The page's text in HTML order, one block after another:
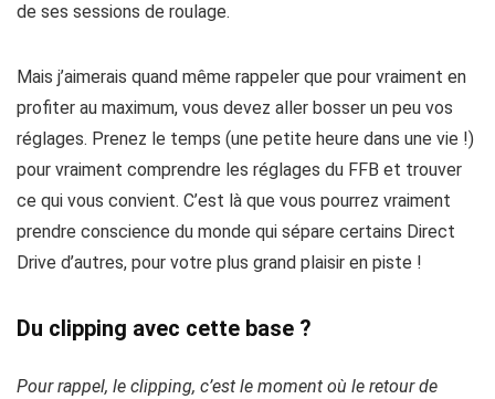
de ses sessions de roulage.
Mais j’aimerais quand même rappeler que pour vraiment en
profiter au maximum, vous devez aller bosser un peu vos
réglages. Prenez le temps (une petite heure dans une vie !)
pour vraiment comprendre les réglages du FFB et trouver
ce qui vous convient. C’est là que vous pourrez vraiment
prendre conscience du monde qui sépare certains Direct
Drive d’autres, pour votre plus grand plaisir en piste !
Du clipping avec cette base ?
Pour rappel, le clipping, c’est le moment où le retour de